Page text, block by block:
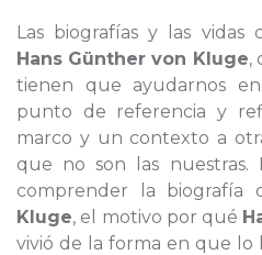
Las biografías y las vidas
Hans Günther von Kluge,
tienen que ayudarnos
punto de referencia y
marco y un contexto a
que no son las nuestras.
comprender la biografía
Kluge, el motivo por qué
vivió de la forma en que lo